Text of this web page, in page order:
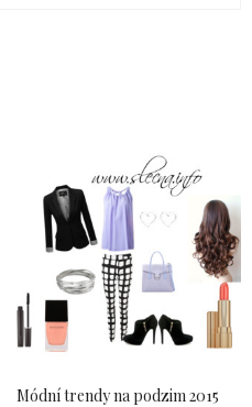
Módní trendy na podzim 2015